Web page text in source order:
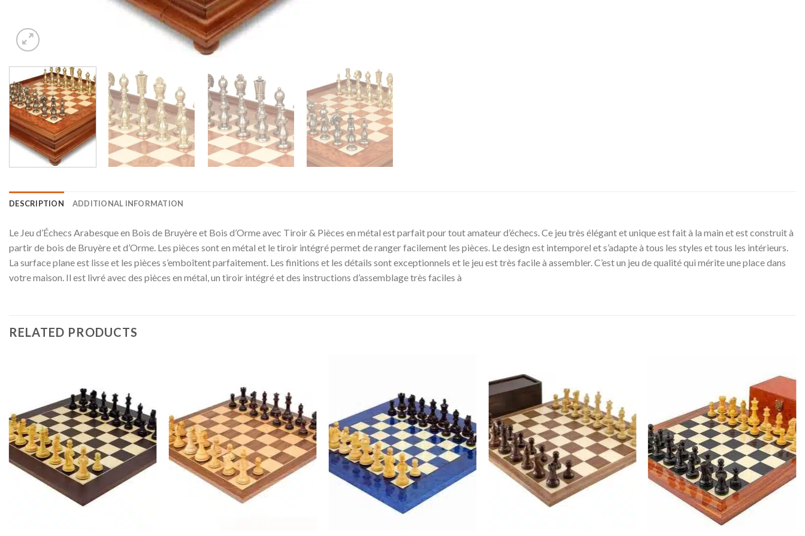
DESCRIPTION ADDITIONAL INFORMATION
Le Jeu d’Échecs Arabesque en Bois de Bruyère et Bois d’Orme avec Tiroir & Pièces en métal est parfait pour tout amateur d’échecs. Ce jeu très élégant et unique est fait à la main et est construit à
partir de bois de Bruyère et d’Orme. Les pièces sont en métal et le tiroir intégré permet de ranger facilement les pièces. Le design est intemporel et s’adapte à tous les styles et tous les intérieurs.
La surface plane est lisse et les pièces s’emboîtent parfaitement. Les finitions et les détails sont exceptionnels et le jeu est très facile à assembler. C’est un jeu de qualité qui mérite une place dans
votre maison. Il est livré avec des pièces en métal, un tiroir intégré et des instructions d’assemblage très faciles à
RELATED PRODUCTS